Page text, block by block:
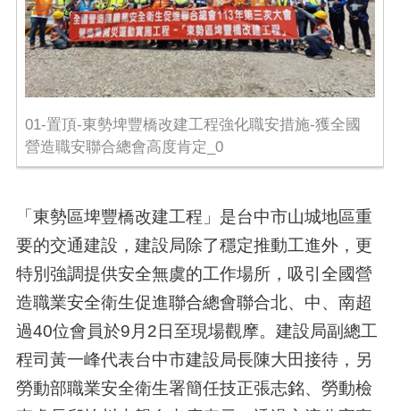
01-置頂-東勢埤豐橋改建工程強化職安措施-獲全國
營造職安聯合總會高度肯定_0
「東勢區埤豐橋改建工程」是台中市山城地區重
要的交通建設，建設局除了穩定推動工進外，更
特別強調提供安全無虞的工作場所，吸引全國營
造職業安全衛生促進聯合總會聯合北、中、南超
過40位會員於9月2日至現場觀摩。建設局副總工
程司黃一峰代表台中市建設局長陳大田接待，另
勞動部職業安全衛生署簡任技正張志銘、勞動檢